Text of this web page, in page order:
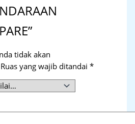
tidak akan
Ruas yang wajib ditandai*